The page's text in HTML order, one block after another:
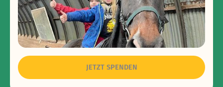
dieses Gefühl mit in ihren von Krankheit oder Trauer
geprägten Alltag.
JETZT SPENDEN